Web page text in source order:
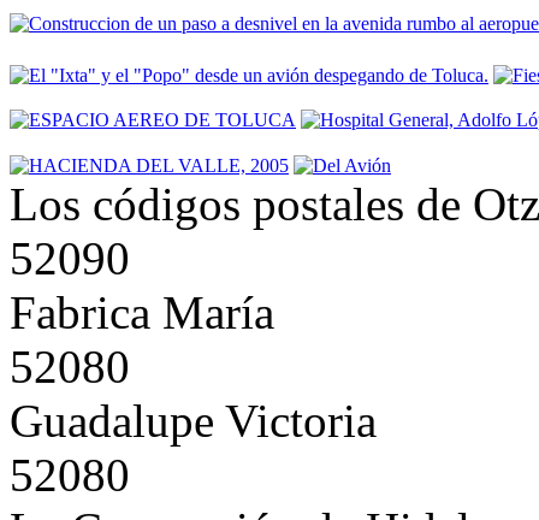
Los códigos postales de
52090
Fabrica María
52080
Guadalupe Victoria
52080